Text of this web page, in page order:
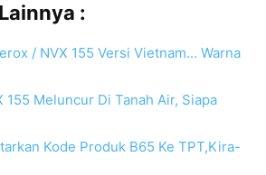
:
/ NVX 155 Versi Vietnam... Warna
155 Meluncur Di Tanah Air, Siapa
Kode Produk B65 Ke TPT,Kira-